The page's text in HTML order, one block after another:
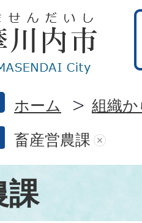
ホーム 組織
畜産営農課
課